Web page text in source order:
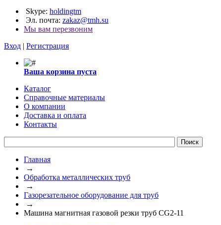
Skype: holdingtm
Эл. почта: zakaz@tmh.su
Мы вам перезвоним
Вход | Регистрация
Ваша корзина пуста
Каталог
Справочные материалы
О компании
Доставка и оплата
Контакты
Главная
→
Обработка металлических труб
→
Газорезательное оборудование для труб
→
Машина магнитная газовой резки труб CG2-11